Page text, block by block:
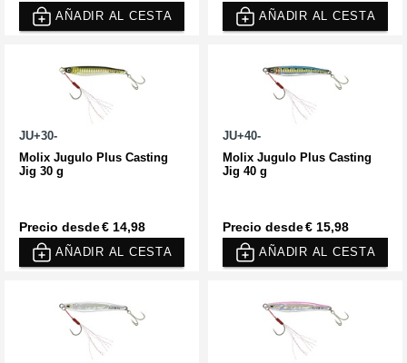
AÑADIR AL CESTA AÑADIR AL CESTA
JU+30-
Molix Jugulo Plus Casting
Jig 30 g
Precio desde€ 14,98
AÑADIR AL CESTA
JU+40-
Molix Jugulo Plus Casting
Jig 40 g
Precio desde€ 15,98
AÑADIR AL CESTA